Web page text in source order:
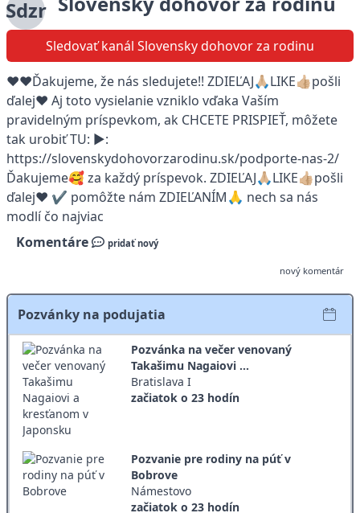
Sdzr
Sledovať kanál Slovensky dohovor za rodinu
❤️❤️Ďakujeme, že nás sledujete!! ZDIEĽAJ🙏🏼LIKE👍🏼pošli
ďalej❤️ Aj toto vysielanie vzniklo vďaka Vaším
pravidelným príspevkom, ak CHCETE PRISPIEŤ, môžete
tak urobiť TU: ▶:
https://slovenskydohovorzarodinu.sk/podporte-nas-2/
Ďakujeme🥰 za každý príspevok. ZDIEĽAJ🙏🏼LIKE👍🏼pošli
ďalej❤️ ✔️ pomôžte nám ZDIEĽANÍM🙏 nech sa nás
modlí čo najviac
Komentáre
pridať nový
nový komentár
Pozvánky na podujatia
Pozvánka na večer venovaný
Takašimu Nagaiovi ...
Bratislava I
začiatok o 23 hodín
Pozvanie pre rodiny na púť v
Bobrove
Námestovo
začiatok o 23 hodín